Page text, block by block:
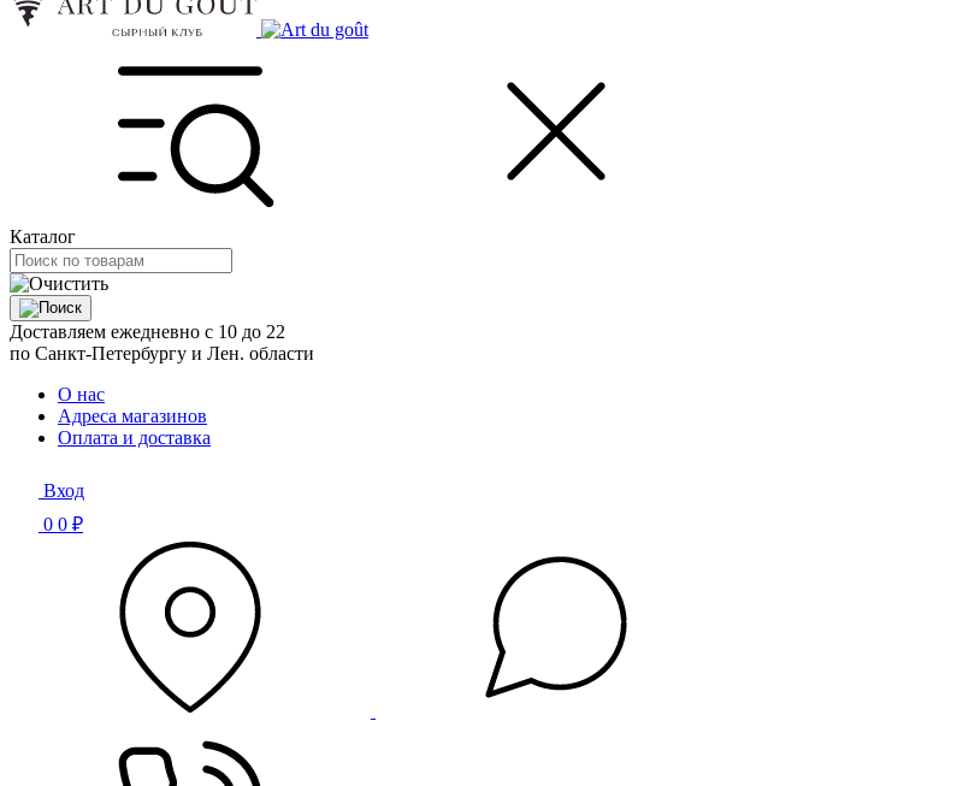
Каталог
Доставляем ежедневно с 10 до 22
по Санкт-Петербургу и Лен. области
О нас
Адреса магазинов
Оплата и доставка
Вход
0 0 ₽